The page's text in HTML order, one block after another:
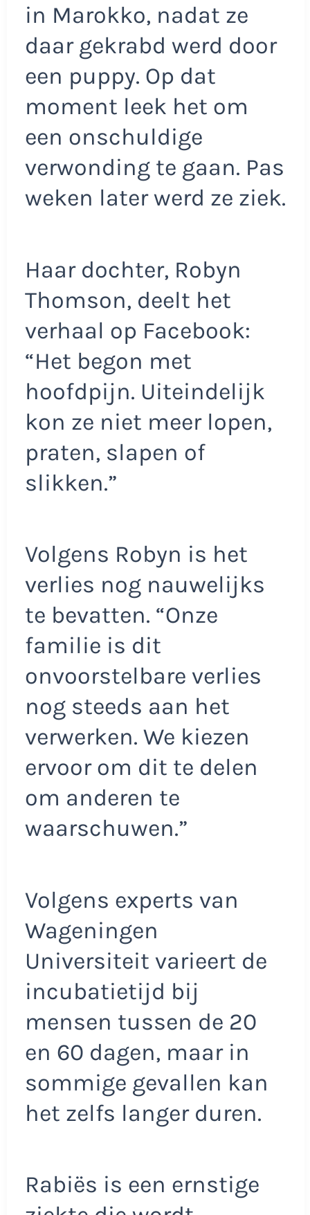
in Marokko, nadat ze
daar gekrabd werd door
een puppy. Op dat
moment leek het om
een onschuldige
verwonding te gaan. Pas
weken later werd ze ziek.
Haar dochter, Robyn
Thomson, deelt het
verhaal op Facebook:
“Het begon met
hoofdpijn. Uiteindelijk
kon ze niet meer lopen,
praten, slapen of
slikken.”
Volgens Robyn is het
verlies nog nauwelijks
te bevatten. “Onze
familie is dit
onvoorstelbare verlies
nog steeds aan het
verwerken. We kiezen
ervoor om dit te delen
om anderen te
waarschuwen.”
Volgens experts van
Wageningen
Universiteit varieert de
incubatietijd bij
mensen tussen de 20
en 60 dagen, maar in
sommige gevallen kan
het zelfs langer duren.
Rabiës is een ernstige